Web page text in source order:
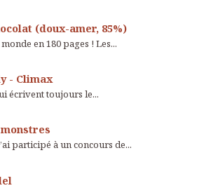
(doux-amer, 85%)
en 180 pages ! Les...
- Climax
écrivent toujours le...
participé à un concours de...